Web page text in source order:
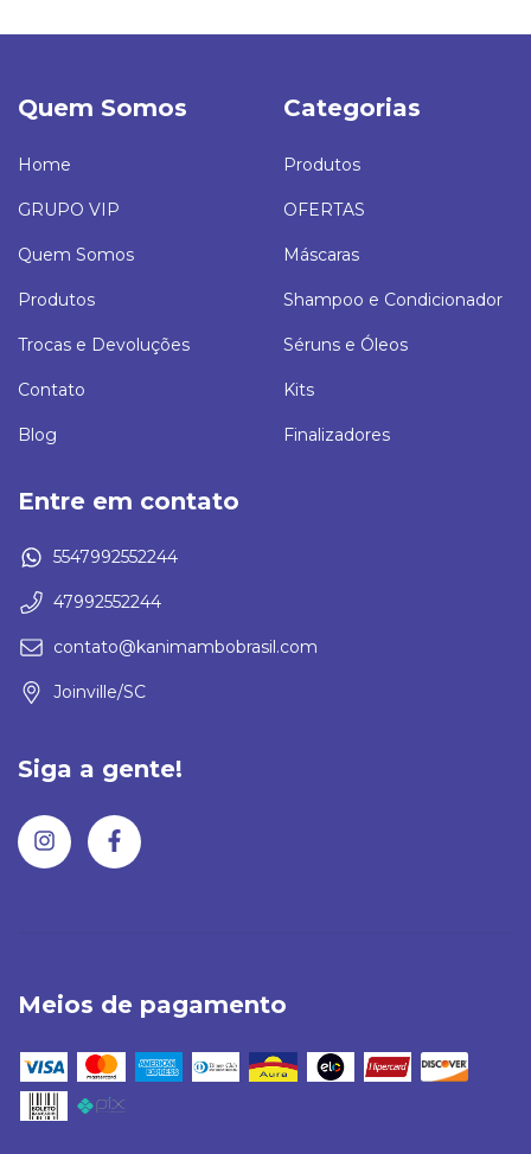
Quem Somos
Home
GRUPO VIP
Quem Somos
Produtos
Trocas e Devoluções
Contato
Blog
Categorias
Produtos
OFERTAS
Máscaras
Shampoo e Condicionador
Séruns e Óleos
Kits
Finalizadores
Entre em contato
5547992552244
47992552244
contato@kanimambobrasil.com
Joinville/SC
Siga a gente!
Meios de pagamento